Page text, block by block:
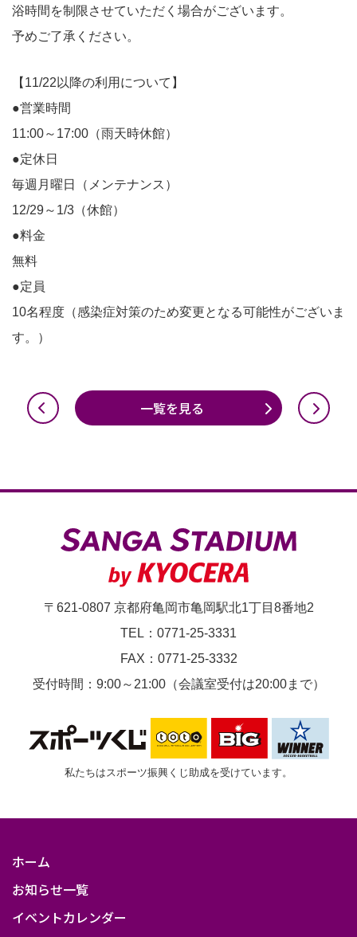
浴時間を制限させていただく場合がございます。
予めご了承ください。
【11/22以降の利用について】
●営業時間
11:00～17:00（雨天時休館）
●定休日
毎週月曜日（メンテナンス）
12/29～1/3（休館）
●料金
無料
●定員
10名程度（感染症対策のため変更となる可能性がございま
す。）
一覧を見る
〒621-0807 京都府亀岡市亀岡駅北1丁目8番地2
TEL：0771-25-3331
FAX：0771-25-3332
受付時間：9:00～21:00（会議室受付は20:00まで）
私たちはスポーツ振興くじ助成を受けています。
ホーム
お知らせ一覧
イベントカレンダー